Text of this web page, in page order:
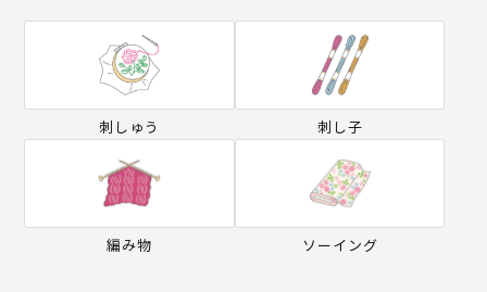
刺しゅう 刺し子
編み物 ソーイング